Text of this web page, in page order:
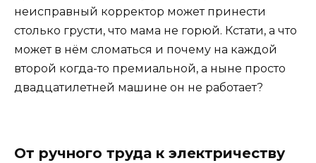
неисправный корректор может принести
столько грусти, что мама не горюй. Кстати, а что
может в нём сломаться и почему на каждой
второй когда-то премиальной, а ныне просто
двадцатилетней машине он не работает?
От ручного труда к электричеству